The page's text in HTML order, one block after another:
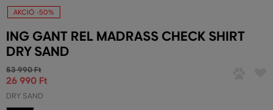
AKCIÓ -50%
ING GANT REL MADRASS CHECK SHIRT
DRY SAND
53 990 Ft
26 990 Ft
DRY SAND